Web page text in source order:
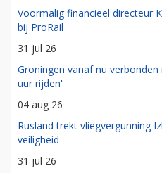
Voormalig financieel directeur
bij ProRail
31 jul 26
Groningen vanaf nu
uur rijden'
04 aug 26
Rusland trekt vliegvergunning
veiligheid
31 jul 26